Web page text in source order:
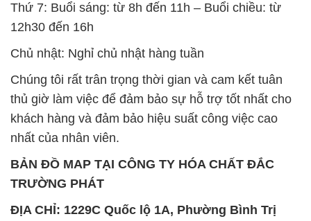
Thứ 7: Buổi sáng: từ 8h đến 11h – Buổi chiều: từ
12h30 đến 16h
Chủ nhật: Nghỉ chủ nhật hàng tuần
Chúng tôi rất trân trọng thời gian và cam kết tuân
thủ giờ làm việc để đảm bảo sự hỗ trợ tốt nhất cho
khách hàng và đảm bảo hiệu suất công việc cao
nhất của nhân viên.
BẢN ĐỒ MAP TẠI CÔNG TY HÓA CHẤT ĐẮC
TRƯỜNG PHÁT
ĐỊA CHỈ: 1229C Quốc lộ 1A, Phường Bình Trị